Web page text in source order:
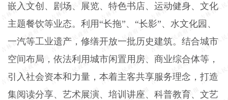
嵌入文创、剧场、展览、特色书店、运动健身、文化
主题餐饮等业态。利用“长拖”、“长影”、水文化园、
一汽等工业遗产，修缮开放一批历史建筑。结合城市
空间布局，依法利用城市闲置用房、商业综合体等，
引入社会资本和力量，本着主客共享服务理念，打造
集阅读分享、艺术展演、培训讲座、科普教育、文艺